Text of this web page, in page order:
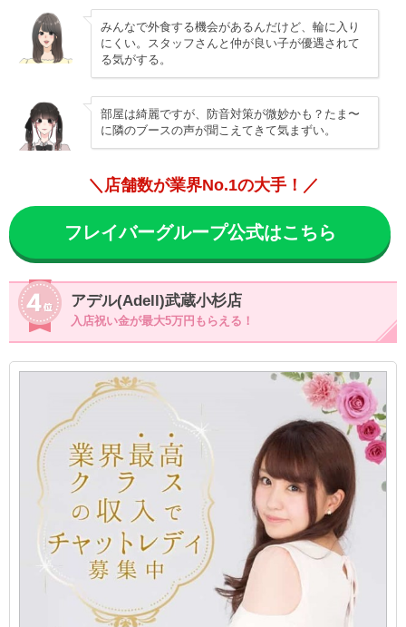
みんなで外食する機会があるんだけど、輪に入り
にくい。スタッフさんと仲が良い子が優遇されて
る気がする。
部屋は綺麗ですが、防音対策が微妙かも？たま〜
に隣のブースの声が聞こえてきて気まずい。
＼店舗数が業界No.1の大手！／
フレイバーグループ公式はこちら
アデル(Adell)武蔵小杉店
入店祝い金が最大5万円もらえる！